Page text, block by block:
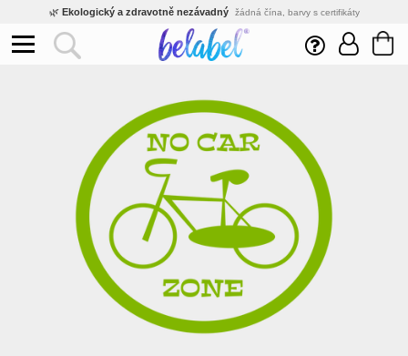
🌿 Ekologický a zdravotně nezávadný žádná čína, barvy s certifikáty
Inovativní výroba vlastní vývoj, nejnovější technologie
Rychlé dodání expedujeme do 24h
Kvalita pod kontrolou jsme přímý výrobce, žádný zprostředkovatel
Český eshop s tradicí od roku 2010 tisíce spokojených zákazníků